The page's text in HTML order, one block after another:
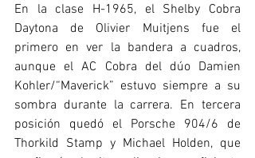
En la clase H-1965, el Shelby Cobra
Daytona de Olivier Muitjens fue el
primero en ver la bandera a cuadros,
aunque el AC Cobra del dúo Damien
Kohler/“Maverick” estuvo siempre a su
sombra durante la carrera. En tercera
posición quedó el Porsche 904/6 de
Thorkild Stamp y Michael Holden, que